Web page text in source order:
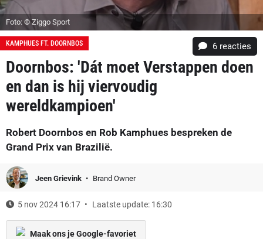
Foto: © Ziggo Sport
KAMPHUES FT. DOORNBOS 6 reacties
Doornbos: 'Dát moet Verstappen doen
en dan is hij viervoudig
wereldkampioen'
Robert Doornbos en Rob Kamphues bespreken de
Grand Prix van Brazilië.
Jeen Grievink Brand Owner
5 nov 2024 16:17 Laatste update: 16:30
Maak ons je Google-favoriet